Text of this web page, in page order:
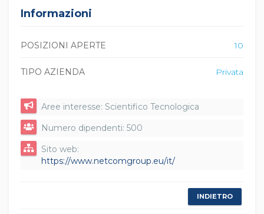
Informazioni
POSIZIONI APERTE 10
TIPO AZIENDA Privata
Aree interesse: Scientifico Tecnologica
Numero dipendenti: 500
Sito web:
https://www.netcomgroup.eu/it/
INDIETRO